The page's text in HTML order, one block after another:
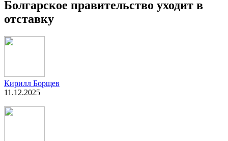
Болгарское правительство уходит в
отставку
Кирилл Борщев
11.12.2025